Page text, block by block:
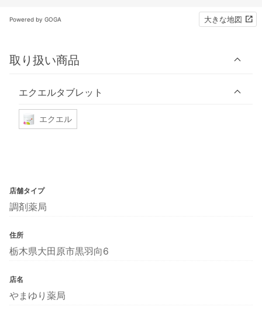
Powered by GOGA 大きな地図
取り扱い商品
エクエルタブレット
エクエル
店舗タイプ
調剤薬局
住所
栃木県大田原市黒羽向6
店名
やまゆり薬局